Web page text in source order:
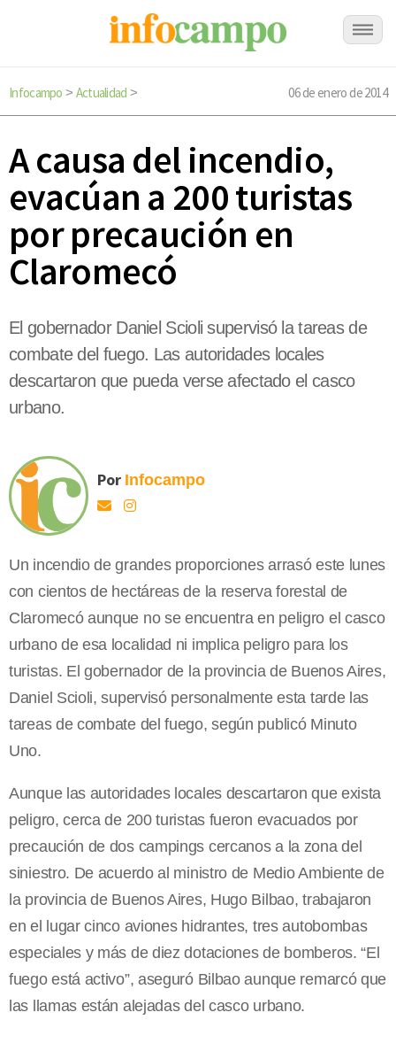
Infocampo > Actualidad > 06 de enero de 2014
A causa del incendio,
evacúan a 200 turistas
por precaución en
Claromecó
El gobernador Daniel Scioli supervisó la tareas de
combate del fuego. Las autoridades locales
descartaron que pueda verse afectado el casco
urbano.
Por Infocampo
Un incendio de grandes proporciones arrasó este lunes
con cientos de hectáreas de la reserva forestal de
Claromecó aunque no se encuentra en peligro el casco
urbano de esa localidad ni implica peligro para los
turistas. El gobernador de la provincia de Buenos Aires,
Daniel Scioli, supervisó personalmente esta tarde las
tareas de combate del fuego, según publicó Minuto
Uno.
Aunque las autoridades locales descartaron que exista
peligro, cerca de 200 turistas fueron evacuados por
precaución de dos campings cercanos a la zona del
siniestro. De acuerdo al ministro de Medio Ambiente de
la provincia de Buenos Aires, Hugo Bilbao, trabajaron
en el lugar cinco aviones hidrantes, tres autobombas
especiales y más de diez dotaciones de bomberos. “El
fuego está activo”, aseguró Bilbao aunque remarcó que
las llamas están alejadas del casco urbano.